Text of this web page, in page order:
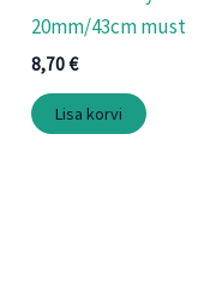
20mm/43cm must
8,70€
Lisa korvi